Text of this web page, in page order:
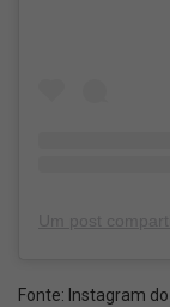
Fonte: Instagram